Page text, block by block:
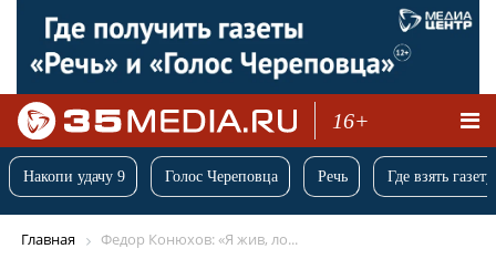
16+
Накопи удачу 9 Голос Череповца Речь Где взять
Главная Федор Конюхов: «Я жив, ло...